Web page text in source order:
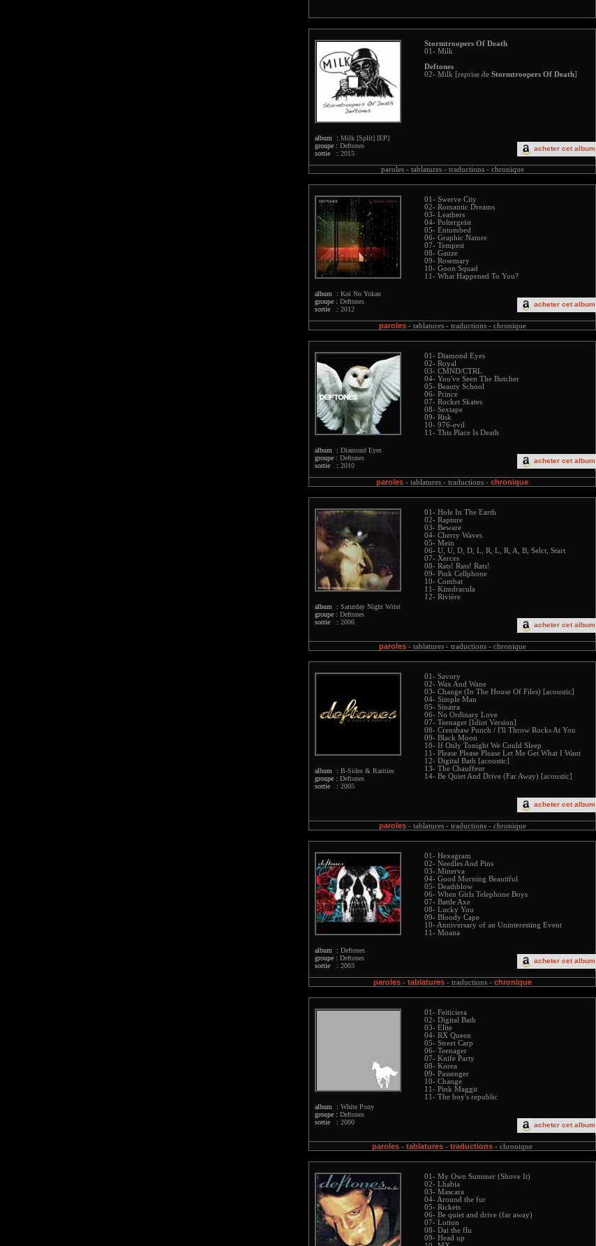
acheter cet album
album : Milk [Split] [EP]
groupe : Deftones
sortie : 2015
Stormtroopers Of Death
01- Milk
Deftones
02- Milk [reprise de Stormtroopers Of Death]
paroles - tablatures - traductions - chronique
acheter cet album
album : Koi No Yokan
groupe : Deftones
sortie : 2012
01- Swerve City
02- Romantic Dreams
03- Leathers
04- Poltergeist
05- Entombed
06- Graphic Nature
07- Tempest
08- Gauze
09- Rosemary
10- Goon Squad
11- What Happened To You?
paroles- tablatures - traductions - chronique
acheter cet album
album : Diamond Eyes
groupe : Deftones
sortie : 2010
01- Diamond Eyes
02- Royal
03- CMND/CTRL
04- You've Seen The Butcher
05- Beauty School
06- Prince
07- Rocket Skates
08- Sextape
09- Risk
10- 976-evil
11- This Place Is Death
paroles - tablatures - traductions - chronique
acheter cet album
album : Saturday Night Wrist
groupe : Deftones
sortie : 2006
01- Hole In The Earth
02- Rapture
03- Beware
04- Cherry Waves
05- Mein
06- U, U, D, D, L, R, L, R, A, B, Selct, Start
07- Xerces
08- Rats! Rats! Rats!
09- Pink Cellphone
10- Combat
11- Kimdracula
12- Rivière
paroles- tablatures - traductions - chronique
acheter cet album
album : B-Sides & Rarities
groupe : Deftones
sortie : 2005
01- Savory
02- Wax And Wane
03- Change (In The House Of Files) [acoustic]
04- Simple Man
05- Sinatra
06- No Ordinary Love
07- Teenager [Idiot Version]
08- Crenshaw Punch / I'll Throw Rocks At You
09- Black Moon
10- If Only Tonight We Could Sleep
11- Please Please Please Let Me Get What I Want
12- Digital Bath [acoustic]
13- The Chauffeur
14- Be Quiet And Drive (Far Away) [acoustic]
paroles- tablatures - traductions - chronique
acheter cet album
album : Deftones
groupe : Deftones
sortie : 2003
01- Hexagram
02- Needles And Pins
03- Minerva
04- Good Morning Beautiful
05- Deathblow
06- When Girls Telephone Boys
07- Battle Axe
08- Lucky You
09- Bloody Cape
10- Anniversary of an Uninteresting Event
11- Moana
paroles- tablatures- traductions - chronique
acheter cet album
album : White Pony
groupe : Deftones
sortie : 2000
01- Feiticiera
02- Digital Bath
03- Elite
04- RX Queen
05- Street Carp
06- Teenager
07- Knife Party
08- Korea
09- Passenger
10- Change
11- Pink Maggit
11- The boy's republic
paroles - tablatures - traductions - chronique
01- My Own Summer (Shove It)
02- Lhabia
03- Mascara
04- Around the fur
05- Rickets
06- Be quiet and drive (far away)
07- Lotion
08- Dai the flu
09- Head up